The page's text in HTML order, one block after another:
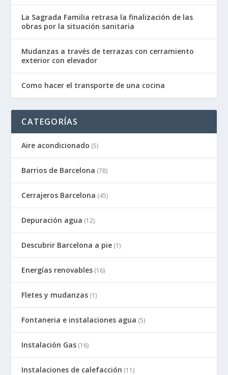
La Sagrada Familia retrasa la finalización de las
obras por la situación sanitaria
Mudanzas a través de terrazas con cerramiento
exterior con elevador
Como hacer el transporte de una cocina
CATEGORÍAS
Aire acondicionado (5)
Barrios de Barcelona (78)
Cerrajeros Barcelona (45)
Depuración agua (12)
Descubrir Barcelona a pie (1)
Energías renovables (16)
Fletes y mudanzas (1)
Fontaneria e instalaciones agua (5)
Instalación Gas (16)
Instalaciones de calefacción (11)